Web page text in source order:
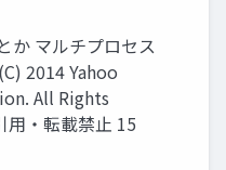
か マルチプロセス
2014 Yahoo
All Rights
用・転載禁止 15